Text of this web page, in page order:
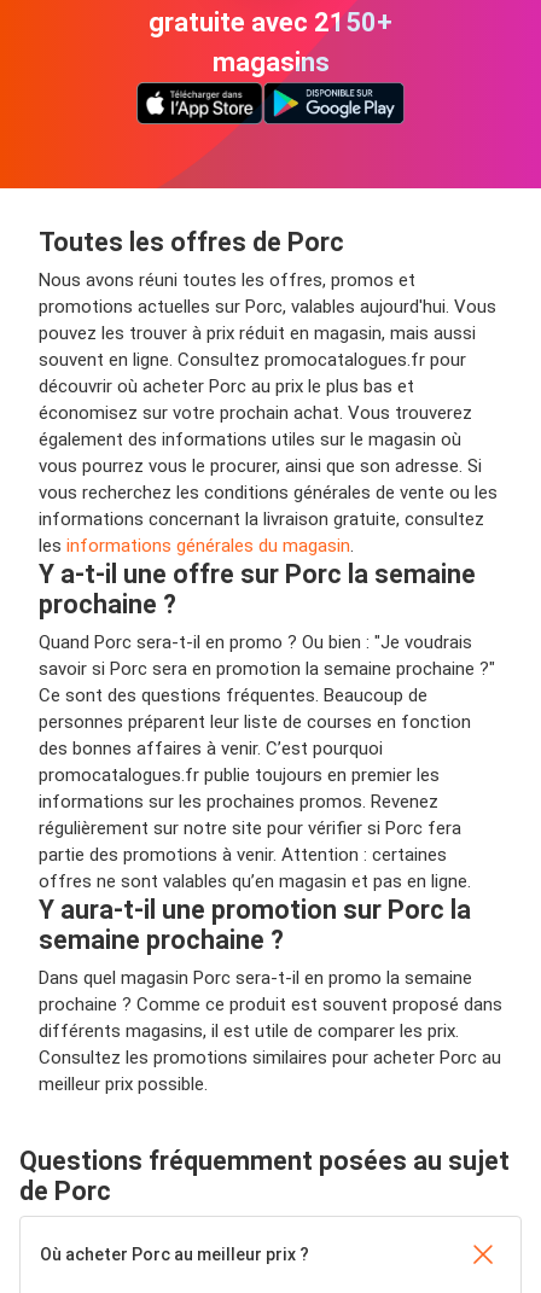
gratuite avec 2150+
magasins
Toutes les offres de Porc
Nous avons réuni toutes les offres, promos et
promotions actuelles sur Porc, valables aujourd'hui. Vous
pouvez les trouver à prix réduit en magasin, mais aussi
souvent en ligne. Consultez promocatalogues.fr pour
découvrir où acheter Porc au prix le plus bas et
économisez sur votre prochain achat. Vous trouverez
également des informations utiles sur le magasin où
vous pourrez vous le procurer, ainsi que son adresse. Si
vous recherchez les conditions générales de vente ou les
informations concernant la livraison gratuite, consultez
les informations générales du magasin.
Y a-t-il une offre sur Porc la semaine
prochaine ?
Quand Porc sera-t-il en promo ? Ou bien : "Je voudrais
savoir si Porc sera en promotion la semaine prochaine ?"
Ce sont des questions fréquentes. Beaucoup de
personnes préparent leur liste de courses en fonction
des bonnes affaires à venir. C’est pourquoi
promocatalogues.fr publie toujours en premier les
informations sur les prochaines promos. Revenez
régulièrement sur notre site pour vérifier si Porc fera
partie des promotions à venir. Attention : certaines
offres ne sont valables qu’en magasin et pas en ligne.
Y aura-t-il une promotion sur Porc la
semaine prochaine ?
Dans quel magasin Porc sera-t-il en promo la semaine
prochaine ? Comme ce produit est souvent proposé dans
différents magasins, il est utile de comparer les prix.
Consultez les promotions similaires pour acheter Porc au
meilleur prix possible.
Questions fréquemment posées au sujet
de Porc
Où acheter Porc au meilleur prix ?